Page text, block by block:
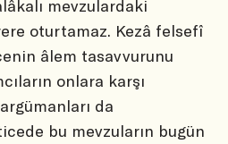
mevzulardaki
oturtamaz. Kezâ felsefî
âlem tasavvurunu
onlara karşı
da
bu mevzuların bugün